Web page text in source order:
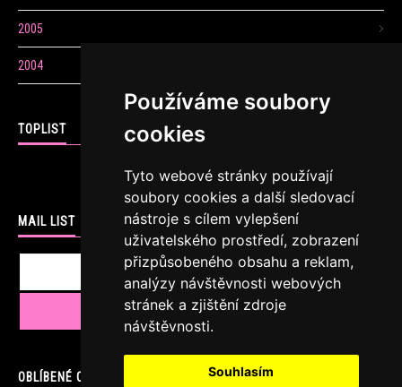
Používáme soubory
cookies
Tyto webové stránky používají
soubory cookies a další sledovací
nástroje s cílem vylepšení
uživatelského prostředí, zobrazení
přizpůsobeného obsahu a reklam,
analýzy návštěvnosti webových
stránek a zjištění zdroje
návštěvnosti.
Souhlasím
2005
2004
TOPLIST
MAIL LIST
OBLÍBENÉ ODKAZY